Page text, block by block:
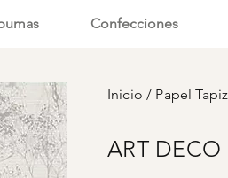
Confecciones
Inicio/ Papel
ART DECO